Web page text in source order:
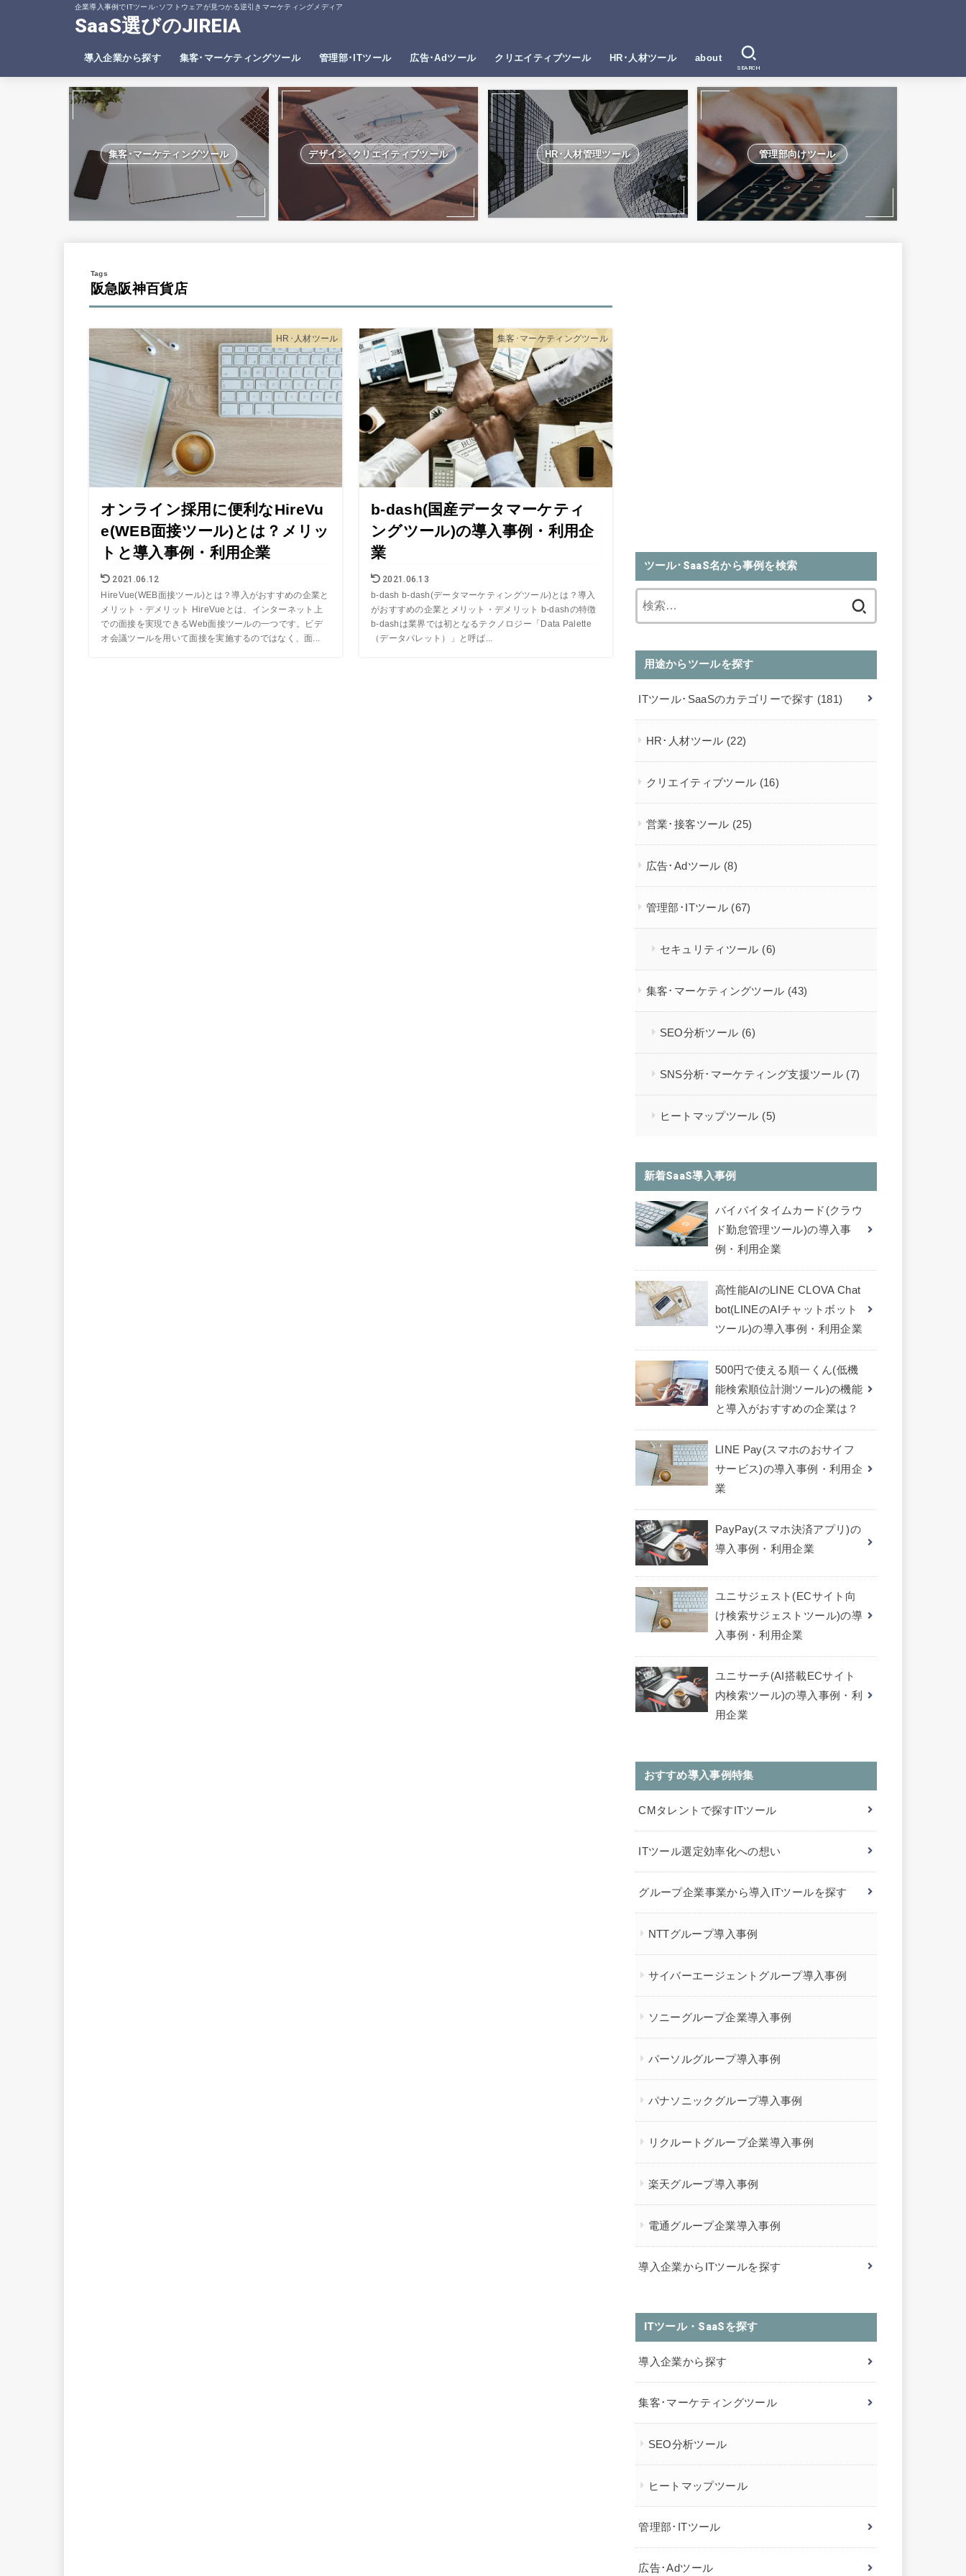
企業導入事例でITツール･ソフトウェアが見つかる逆引きマーケティングメディア
SaaS選びのJIREIA
導入企業から探す 集客･マーケティングツール
SEO分析ツール
ヒートマップツール
管理部･ITツール 広告･Adツール クリエイティブツール HR･人材ツール about
SEARCH
集客･マーケティングツール デザイン･クリエイティブツール HR･人材管理ツール 管理部向けツール
阪急阪神百貨店
HR･人材ツール
オンライン採用に便利なHireVu
e(WEB面接ツール)とは？メリッ
トと導入事例・利用企業
2021.06.12
HireVue(WEB面接ツール)とは？導入がおすすめの企業と
メリット・デメリット HireVueとは、インターネット上
での面接を実現できるWeb面接ツールの一つです。ビデ
オ会議ツールを用いて面接を実施するのではなく、面...
集客･マーケティングツール
b-dash(国産データマーケティ
ングツール)の導入事例・利用企
業
2021.06.13
b-dash b-dash(データマーケティングツール)とは？導入
がおすすめの企業とメリット・デメリット b-dashの特徴
b-dashは業界では初となるテクノロジー「Data Palette
（データパレット）」と呼ば...
ツール･SaaS名から事例を検索
用途からツールを探す
ITツール･SaaSのカテゴリーで探す (181)
HR･人材ツール (22)
クリエイティブツール (16)
営業･接客ツール (25)
広告･Adツール (8)
管理部･ITツール (67)
セキュリティツール (6)
集客･マーケティングツール (43)
SEO分析ツール (6)
SNS分析･マーケティング支援ツール (7)
ヒートマップツール (5)
新着SaaS導入事例
バイバイタイムカード(クラウ
ド勤怠管理ツール)の導入事
例・利用企業
高性能AIのLINE CLOVA Chat
bot(LINEのAIチャットボット
ツール)の導入事例・利用企業
500円で使える順一くん(低機
能検索順位計測ツール)の機能
と導入がおすすめの企業は？
LINE Pay(スマホのおサイフ
サービス)の導入事例・利用企
業
PayPay(スマホ決済アプリ)の
導入事例・利用企業
ユニサジェスト(ECサイト向
け検索サジェストツール)の導
入事例・利用企業
ユニサーチ(AI搭載ECサイト
内検索ツール)の導入事例・利
用企業
おすすめ導入事例特集
CMタレントで探すITツール
ITツール選定効率化への想い
グループ企業事業から導入ITツールを探す
NTTグループ導入事例
サイバーエージェントグループ導入事例
ソニーグループ企業導入事例
パーソルグループ導入事例
パナソニックグループ導入事例
リクルートグループ企業導入事例
楽天グループ導入事例
電通グループ企業導入事例
導入企業からITツールを探す
ITツール・SaaSを探す
導入企業から探す
集客･マーケティングツール
SEO分析ツール
ヒートマップツール
管理部･ITツール
広告･Adツール